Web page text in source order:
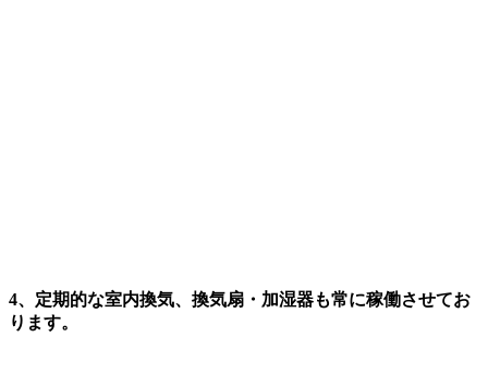
4、定期的な室内換気、換気扇・加湿器も常に稼働させてお
ります。